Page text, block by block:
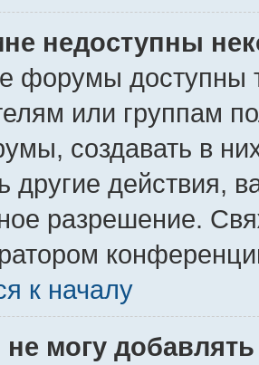
недоступны
форумы доступны
или группам
создавать в
другие действия,
разрешение.
к началу
могу